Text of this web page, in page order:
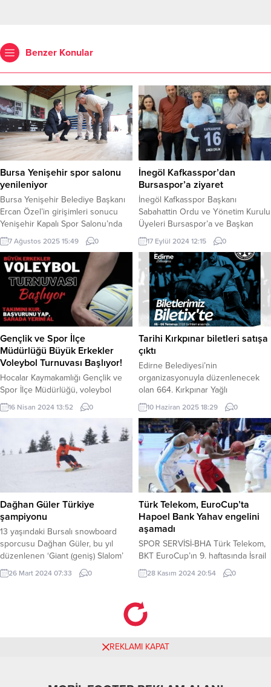
Benzer Konular
Bursa Yenişehir spor salonu
yenileniyor
Bursa Yenişehir Belediye Başkanı
Ercan Özel’in girişimleri sonucu
Yenişehir Kapalı Spor Salonu’nda
parke zemini yenileme çalışmaları
başladı. BURSA (İGFA) – Başkan
Ercan Özel, konuya ilişkin yaptığı
açıklamada, Yenişehir Kapalı Spor
Salonunda yapılan çalışmaların
ardından resmi müsabakaların
yapılabileceğini ifade etti. Yenişehir
Kapalı Spor Salonu’nda federasyon
tarafından resmi müsabakalara izin
verilmemesinin nedeni...
7 Ağustos 2025 15:49 0
İnegöl Kafkasspor’dan
Bursaspor’a ziyaret
İnegöl Kafkasspor Başkanı
Sabahattin Ordu ve Yönetim Kurulu
Üyeleri Bursaspor’a ve Başkan
Enes Çelik’e ziyarette bulundu.
BURSA (İGFA) – İnegöl Kafkasspor
Başkanı Sabahattin Ordu ve
Yönetim Kurulu üyeleri ile birlikte
Bursaspor kulup başkanı Enes
Çelik’i ziyaret ederek başarı
dileklerinde bulundu. İnegöl
Kafkasspor Başkanı Sabahattin
Ordu, Enes Çelik’e isminin yazılı
olduğu...
17 Eylül 2024 12:15 0
Gençlik ve Spor İlçe
Müdürlüğü Büyük Erkekler
Voleybol Turnuvası Başlıyor!
Hocalar Kaymakamlığı Gençlik ve
Spor İlçe Müdürlüğü, voleybol
tutkunları için büyük bir fırsat
sunuyor. Büyük Erkekler Voleybol
Turnuvası, sporsever gençlerin
heyecanını doruk noktaya
çıkaracak. Takımını Kur, Sahada
Yerini Al Turnuvaya katılmak
isteyen gençler için adımlar
voleybol takımı oluştur.2. Gerekli
belgeleri hazırla.3. Son...
16 Nisan 2024 13:52 0
Tarihi Kırkpınar biletleri satışa
çıktı
Edirne Belediyesi’nin
organizasyonuyla düzenlenecek
olan 664. Kırkpınar Yağlı
Güreşleri’nin biletleri satışa
sunuldu. EDİRNE (İGFA) – UNESCO
İnsanlığın Somut Olmayan Kültürel
Miras Listesi’nde yer alan ve Edirne
Belediyesi’nin organizasyonuyla
düzenlenecek olan 664. Kırkpınar
Yağlı Güreşleri Festivali için geri
sayım başladı. 30 Haziran – 6
Temmuz 2025 tarihleri arasında
gerçekleştirilecek festival
kapsamında,...
10 Haziran 2025 18:29 0
Dağhan Güler Türkiye
şampiyonu
13 yaşındaki Bursalı snowboard
sporcusu Dağhan Güler, bu yıl
düzenlenen ‘Giant (geniş) Slalom’
ve ‘Slalom’ yarışlarında topladığı
455 puanla klasmanda Türkiye
Henüz 6 yaşında başladığı ve yıllar
26 Mart 2024 07:33 0
Türk Telekom, EuroCup’ta
Hapoel Bank Yahav engelini
aşamadı
SPOR SERVİSİ-BHA Türk Telekom,
BKT EuroCup’ın 9. haftasında İsrail
ekibi Hapoel Bank Yahav ile
güvenlik gerekçesiyle Sırbistan’da
başlayan başkent temsilcisi, ilk
çeyreği 18-14 önde tamamladı. İkinci
çeyrekte de oyun disiplininden
odasına 44-39’luk skor avantajıyla
28 Kasım 2024 20:54 0
REKLAMI KAPAT